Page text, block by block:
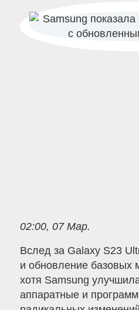
02:00, 07 Мар.
Вслед за Galaxy S23
и обновление базовых
хотя Samsung
аппаратные и